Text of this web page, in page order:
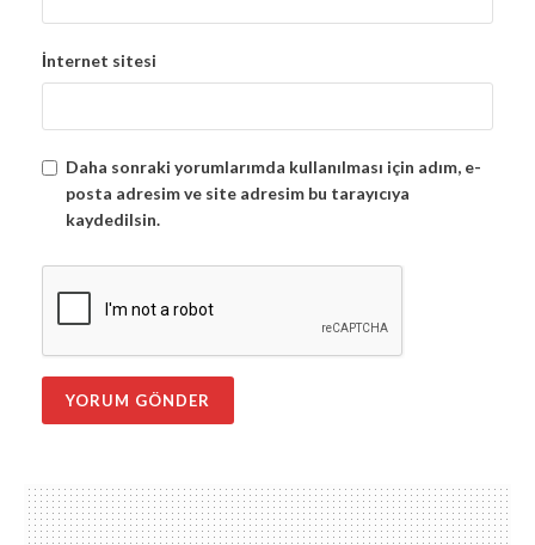
İnternet sitesi
Daha sonraki yorumlarımda kullanılması için adım, e-
posta adresim ve site adresim bu tarayıcıya
kaydedilsin.